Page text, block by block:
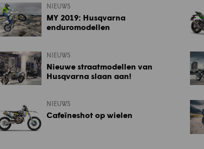
NIEUWS
MY 2019: Husqvarna
enduromodellen
NIEUWS
Nieuwe straatmodellen van
Husqvarna slaan aan!
NIEUWS
Cafeïneshot op wielen